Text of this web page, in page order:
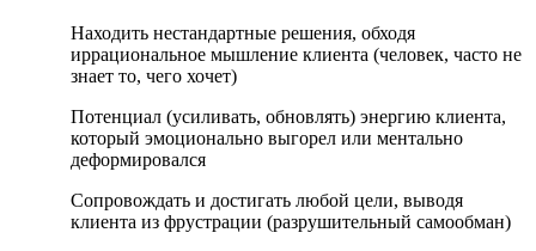
Находить нестандартные решения, обходя
иррациональное мышление клиента (человек, часто не
знает то, чего хочет)
Потенциал (усиливать, обновлять) энергию клиента,
который эмоционально выгорел или ментально
деформировался
Сопровождать и достигать любой цели, выводя
клиента из фрустрации (разрушительный самообман)